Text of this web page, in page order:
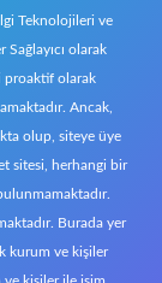
Teknolojileri ve
olarak
proaktif olarak
Ancak,
olup, siteye üye
sitesi, herhangi bir
Burada yer
kurum ve kişiler